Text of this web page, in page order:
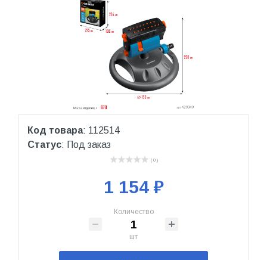
Код товара: 112514
Статус: Под заказ
( 0 )
1 154 ₽
Количество
шт